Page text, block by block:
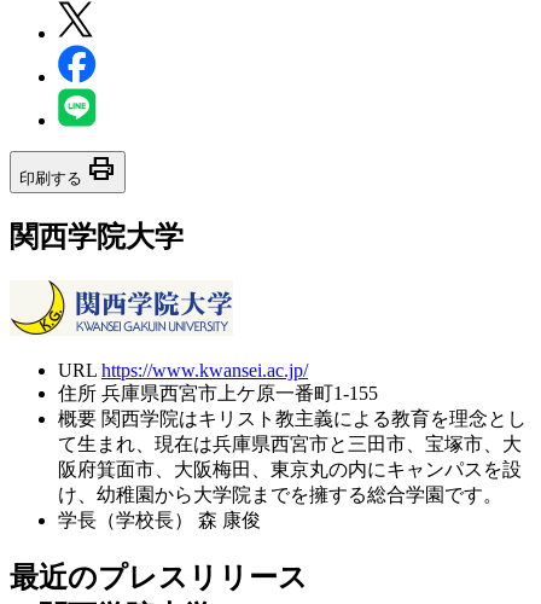
印刷する print
関西学院大学
URL https://www.kwansei.ac.jp/
住所 兵庫県西宮市上ケ原一番町1-155
概要 関西学院はキリスト教主義による教育を理念とし
て生まれ、現在は兵庫県西宮市と三田市、宝塚市、大
阪府箕面市、大阪梅田、東京丸の内にキャンパスを設
け、幼稚園から大学院までを擁する総合学園です。
学長（学校長）
森 康俊
最近のプレスリリース